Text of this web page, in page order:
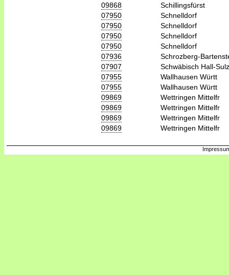
09868
Schillingsfürst
07950
Schnelldorf
07950
Schnelldorf
07950
Schnelldorf
07950
Schnelldorf
07936
Schrozberg-
07907
Schwäbisch Hall-
07955
Wallhausen Württ
07955
Wallhausen Württ
09869
Wettringen Mittelfr
09869
Wettringen Mittelfr
09869
Wettringen Mittelfr
09869
Wettringen Mittelfr